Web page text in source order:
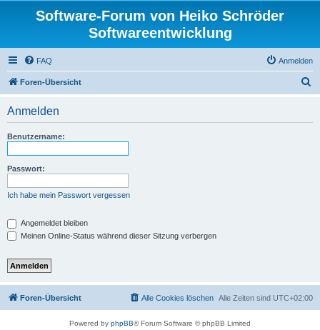
Software-Forum von Heiko Schröder
Softwareentwicklung
FAQ Anmelden
Foren-Übersicht
Anmelden
Benutzername:
Passwort:
Ich habe mein Passwort vergessen
Angemeldet bleiben
Meinen Online-Status während dieser Sitzung verbergen
Foren-Übersicht Alle Zeiten sind UTC+02:00
Alle Cookies löschen
Powered by phpBB® Forum Software © phpBB Limited